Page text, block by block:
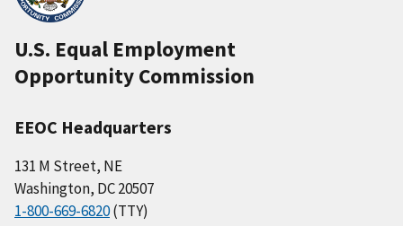
U.S. Equal Employment
Opportunity Commission
EEOC Headquarters
131 M Street, NE
Washington, DC 20507
1-800-669-6820(TTY)